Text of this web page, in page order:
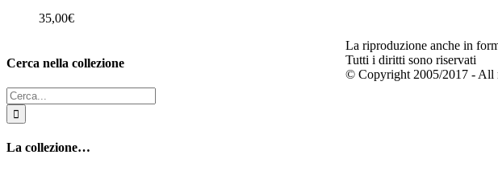
35,00€
Cerca nella collezione
Cerca
per:
La collezione…
La riproduzione anche in
Tutti i diritti sono riservati
© Copyright 2005/2017 - All